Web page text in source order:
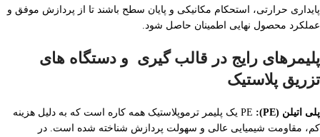
پایداری حرارتی، استحکام مکانیکی و پایان سطح باشند تا از پردازش موفق و
عملکرد محصول نهایی اطمینان حاصل شود.
پلیمرهای رایج در قالب گیری و دستگاه های
تزریق پلاستیک
پلی اتیلن (PE):
PE یک پلیمر ترموپلاستیک همه کاره است که به دلیل هزینه
کم، مقاومت شیمیایی عالی و سهولت پردازش شناخته شده است. در